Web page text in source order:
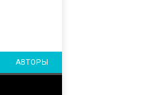
АВТОРЫ